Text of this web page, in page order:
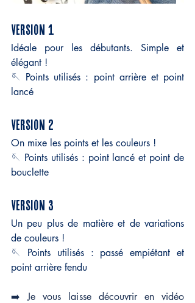
VERSION 1
Idéale pour les débutants. Simple et
élégant !
🪡 Points utilisés : point arrière et point
lancé
VERSION 2
On mixe les points et les couleurs !
🪡 Points utilisés : point lancé et point de
bouclette
VERSION 3
Un peu plus de matière et de variations
de couleurs !
🪡 Points utilisés : passé empiétant et
point arrière fendu
➡️ Je vous laisse découvrir en vidéo